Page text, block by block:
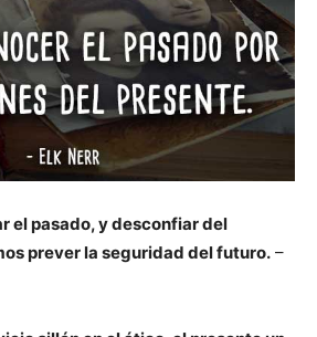
el pasado, y desconfiar del
prever la seguridad del futuro. –